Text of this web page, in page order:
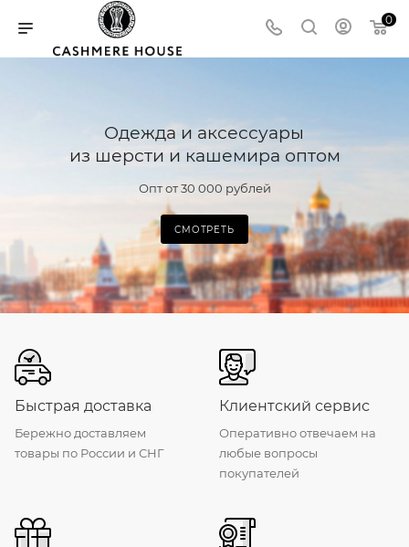
0
Одежда и аксессуары
из шерсти и кашемира оптом
Опт от 30 000 рублей
СМОТРЕТЬ
Быстрая доставка
Бережно доставляем
товары по России и СНГ
Клиентский сервис
Оперативно отвечаем на
любые вопросы
покупателей